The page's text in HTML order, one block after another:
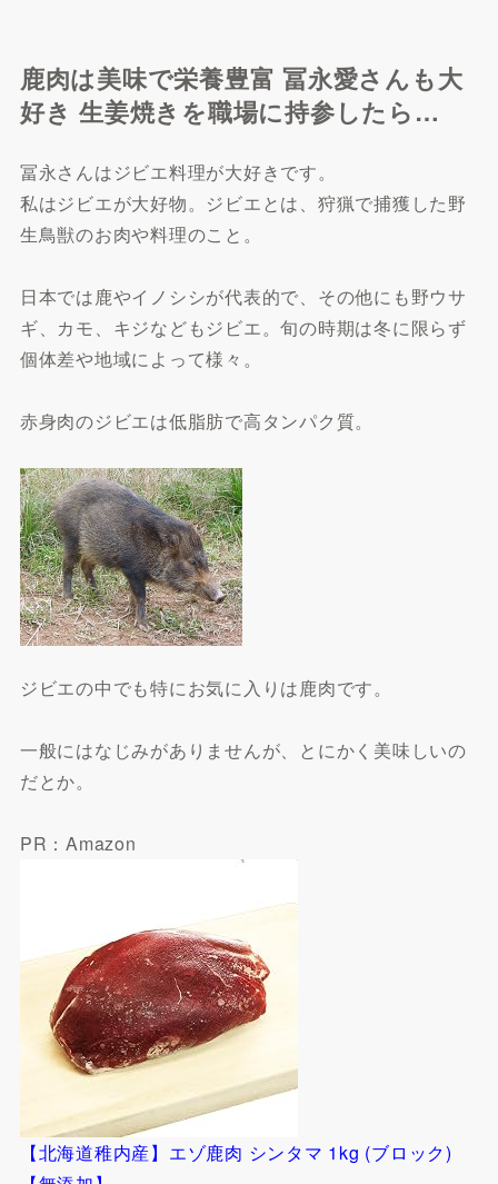
鹿肉は美味で栄養豊富 冨永愛さんも大
好き 生姜焼きを職場に持参したら…
冨永さんはジビエ料理が大好きです。
私はジビエが大好物。ジビエとは、狩猟で捕獲した野
生鳥獣のお肉や料理のこと。
日本では鹿やイノシシが代表的で、その他にも野ウサ
ギ、カモ、キジなどもジビエ。旬の時期は冬に限らず
個体差や地域によって様々。
赤身肉のジビエは低脂肪で高タンパク質。
ジビエの中でも特にお気に入りは鹿肉です。
一般にはなじみがありませんが、とにかく美味しいの
だとか。
PR：Amazon
【北海道稚内産】エゾ鹿肉 シンタマ 1kg (ブロック)